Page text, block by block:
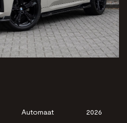
Automaat 2026